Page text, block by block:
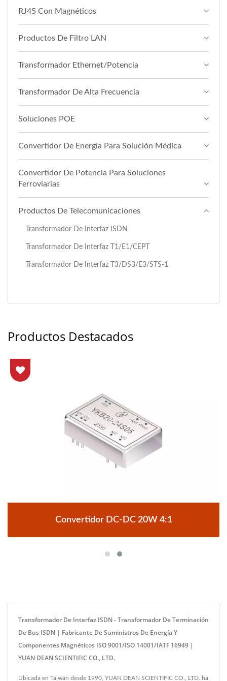
RJ45 Con Magnéticos
Productos De Filtro LAN
Transformador Ethernet/Potencia
Transformador De Alta Frecuencia
Soluciones POE
Convertidor De Energía Para Solución Médica
Convertidor De Potencia Para Soluciones
Ferroviarias
Productos De Telecomunicaciones
Transformador De Interfaz ISDN
Transformador De Interfaz T1/E1/CEPT
Transformador De Interfaz T3/DS3/E3/STS-1
Productos Destacados
Convertidor DC-DC 20W 4:1
Transformador De Interfaz ISDN - Transformador De Terminación
De Bus ISDN | Fabricante De Suministros De Energía Y
Componentes Magnéticos ISO 9001/ISO 14001/IATF 16949 |
YUAN DEAN SCIENTIFIC CO., LTD.
Ubicada en Taiwán desde 1990, YUAN DEAN SCIENTIFIC CO., LTD. ha